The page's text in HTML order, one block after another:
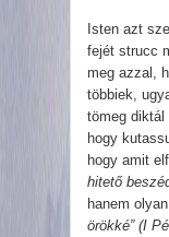
Isten azt
fejét strucc
meg azzal,
többiek,
tömeg diktál
hogy
hogy amit
hitető
hanem
örökké” (I